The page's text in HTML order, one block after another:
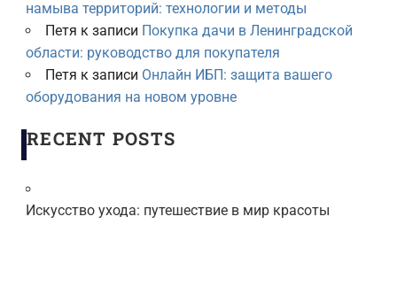
намыва территорий: технологии и методы
Петя к записи Покупка дачи в Ленинградской
области: руководство для покупателя
Петя к записи Онлайн ИБП: защита вашего
оборудования на новом уровне
RECENT POSTS
Искусство ухода: путешествие в мир красоты